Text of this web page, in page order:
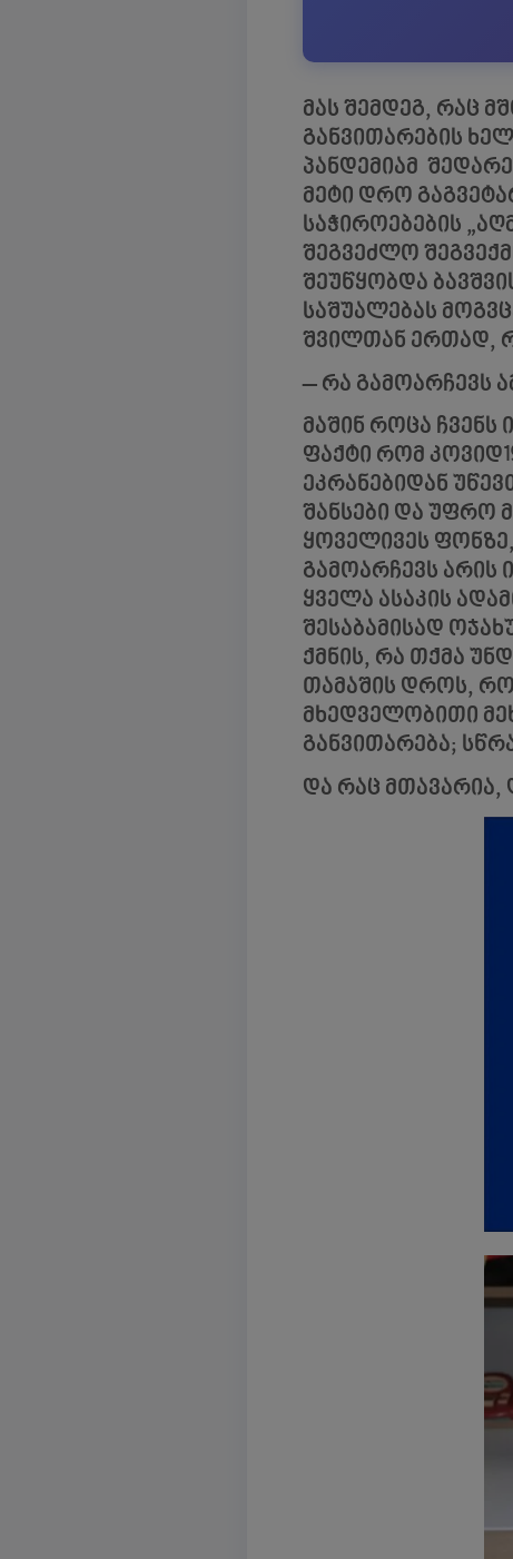
მას შემდეგ, რაც
განვითარების
პანდემიამ
მეტი დრო
საჭიროებების
შეგვეძლო
შეუწყობდა
საშუალებას
შვილთან ერთად,
– რა გამოარჩევს
მაშინ როცა ჩვენს
ფაქტი რომ
ეკრანებიდან
შანსები და უფრო
ყოველივეს
გამოარჩევს არის
ყველა ასაკის
შესაბამისად
ქმნის, რა თქმა
თამაშის დროს,
მხედველობითი
განვითარება;
და რაც